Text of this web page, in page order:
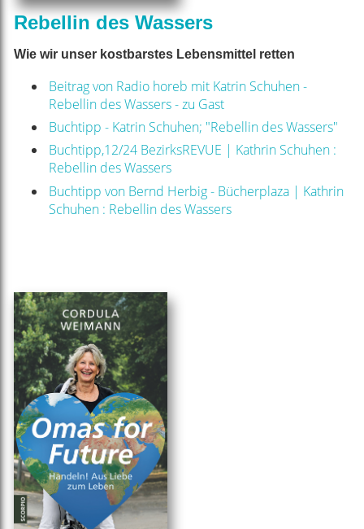
Rebellin des Wassers
Wie wir unser kostbarstes Lebensmittel retten
Beitrag von Radio horeb mit Katrin Schuhen -
Rebellin des Wassers - zu Gast
Buchtipp - Katrin Schuhen; "Rebellin des Wassers"
Buchtipp,12/24 BezirksREVUE | Kathrin Schuhen :
Rebellin des Wassers
Buchtipp von Bernd Herbig - Bücherplaza | Kathrin
Schuhen : Rebellin des Wassers